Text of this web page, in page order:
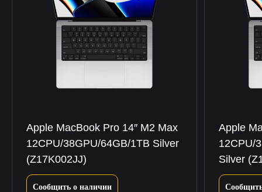
Apple MacBook Pro 14″ M2 Max
12CPU/38GPU/64GB/1TB Silver
(Z17K002JJ)
Сообщить о наличии
Apple
12CPU/
Silver